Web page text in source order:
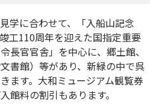
学に合わせて、「入船山記念
工110周年を迎えた国指定重要
長官官舎」を中心に、郷土館、
書館）等があり、新緑の中で呉
ます。大和ミュージアム観覧券
館料の割引もあります。